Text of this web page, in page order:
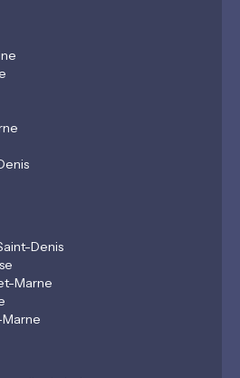
Denis
Marne